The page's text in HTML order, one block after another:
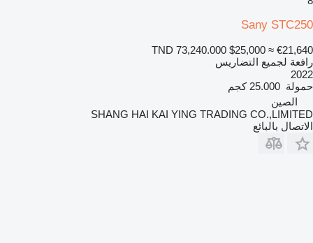
Sany STC250
TND 73,240.000 $25,000 ≈ €21,640
رافعة لجميع التضاريس
2022
حمولة 25.000 كجم
الصين
SHANG HAI KAI YING TRADING CO.,LIMITED
الاتصال بالبائع